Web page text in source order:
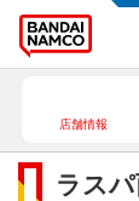
店舗情報
ラス